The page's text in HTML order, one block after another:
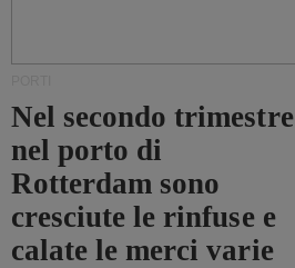
Nel secondo trimestre
nel porto di
Rotterdam sono
cresciute le rinfuse e
calate le merci varie